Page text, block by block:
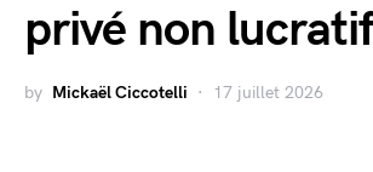
privé non lucratif
by Mickaël Ciccotelli 17 juillet 2026